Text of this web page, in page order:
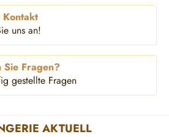
uns an!
Sie Fragen?
gestellte Fragen
AKTUELL